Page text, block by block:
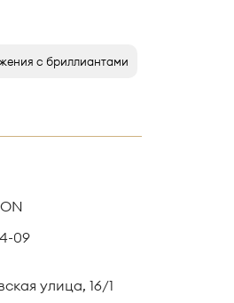
с бриллиантами
09
улица, 16/1